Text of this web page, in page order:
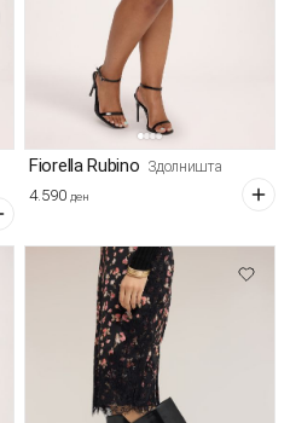
Fiorella Rubino Здолништа
4.590 ден